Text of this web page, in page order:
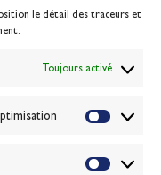
le détail des traceurs et
Toujours activé